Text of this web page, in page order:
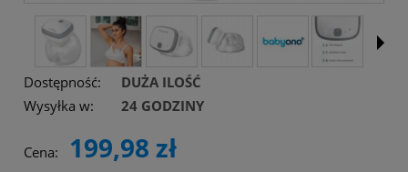
Dostępność:
DUŻA ILOŚĆ
Wysyłka w:
24 GODZINY
Cena: 199,98 zł